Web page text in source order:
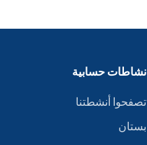
نشاطات حسابية
تصفحوا أنشطتنا
بستان